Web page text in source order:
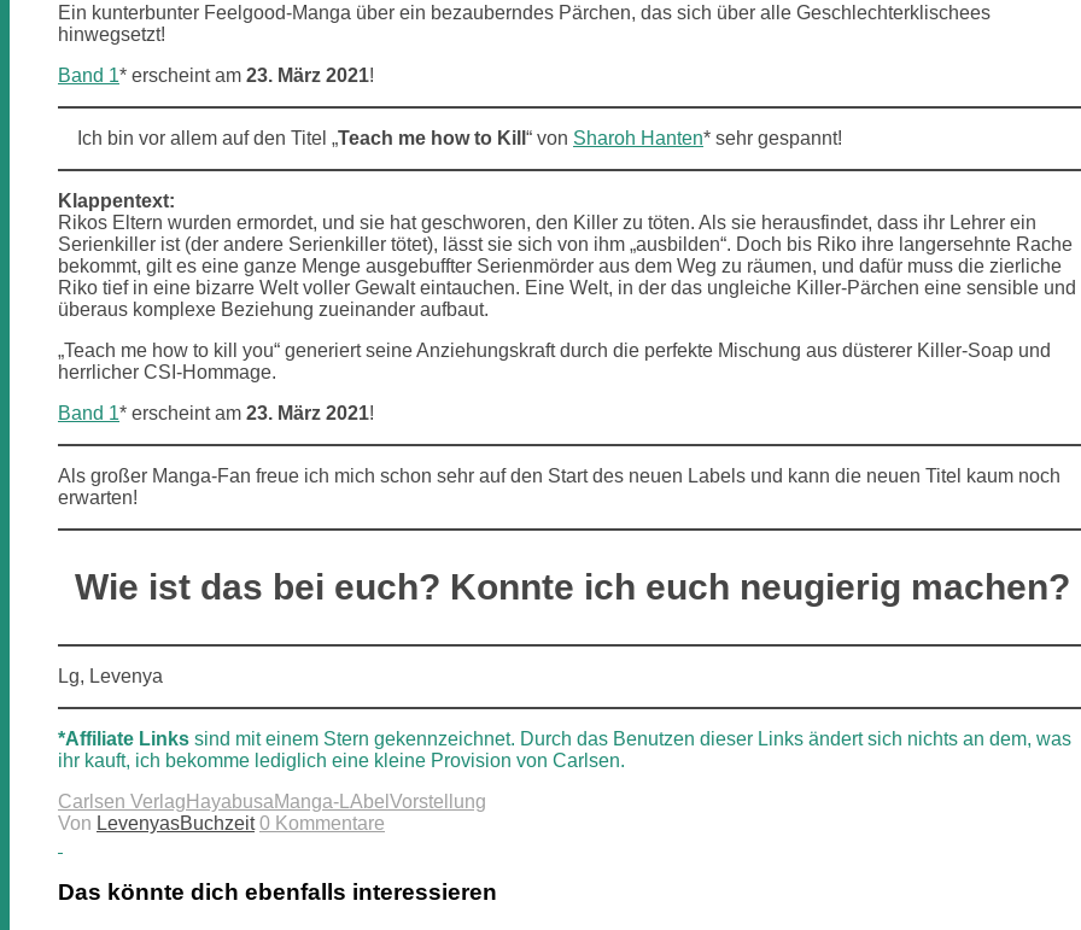
Ein kunterbunter Feelgood-Manga über ein bezauberndes Pärchen, das sich über alle Geschlechterklischees
hinwegsetzt!
Band 1* erscheint am 23. März 2021!
Ich bin vor allem auf den Titel „Teach me how to Kill “ von Sharoh Hanten* sehr gespannt!
Klappentext:
Rikos Eltern wurden ermordet, und sie hat geschworen, den Killer zu töten. Als sie herausfindet, dass ihr Lehrer ein
Serienkiller ist (der andere Serienkiller tötet), lässt sie sich von ihm „ausbilden“. Doch bis Riko ihre langersehnte Rache
bekommt, gilt es eine ganze Menge ausgebuffter Serienmörder aus dem Weg zu räumen, und dafür muss die zierliche
Riko tief in eine bizarre Welt voller Gewalt eintauchen. Eine Welt, in der das ungleiche Killer-Pärchen eine sensible und
überaus komplexe Beziehung zueinander aufbaut.
„Teach me how to kill you“ generiert seine Anziehungskraft durch die perfekte Mischung aus düsterer Killer-Soap und
herrlicher CSI-Hommage.
Band 1* erscheint am 23. März 2021!
Als großer Manga-Fan freue ich mich schon sehr auf den Start des neuen Labels und kann die neuen Titel kaum noch
erwarten!
Wie ist das bei euch? Konnte ich euch neugierig machen?
Lg, Levenya
*Affiliate Links sind mit einem Stern gekennzeichnet. Durch das Benutzen dieser Links ändert sich nichts an dem, was
ihr kauft, ich bekomme lediglich eine kleine Provision von Carlsen.
Carlsen Verlag HayabusaManga-LAbel Vorstellung
Von LevenyasBuchzeit 0 Kommentare
Das könnte dich ebenfalls interessieren